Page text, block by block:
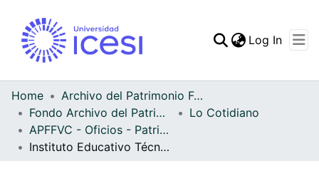
Statistics
Log In
Home
Archivo del Patrimonio Fotográfico y Fílmico del Valle del Cauca
Fondo Archivo del Patrimonio Fotográfico y Fílmico del Valle del Cauca
Lo Cotidiano
APFFVC - Oficios - Patrimonial
Instituto Educativo Técnico Industrial Antonio José Camacho